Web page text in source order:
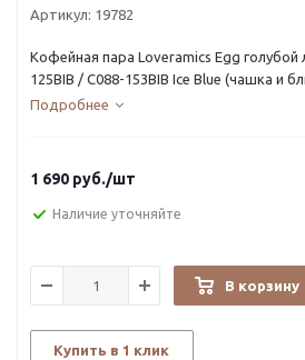
Артикул: 19782
Кофейная пара Loveramics Egg голубой
125BIB / C088-153BIB Ice Blue (чашка и
Подробнее
1 690 руб./шт
Наличие уточняйте
В корзину
Купить в 1 клик